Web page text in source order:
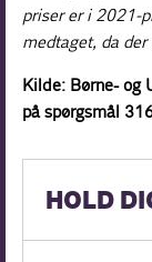
priser er i 2021-
medtaget, da
Kilde: Børne- og
på spørgsmål
HOLD